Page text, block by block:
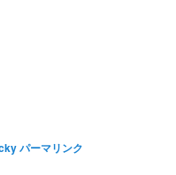
パーマリンク